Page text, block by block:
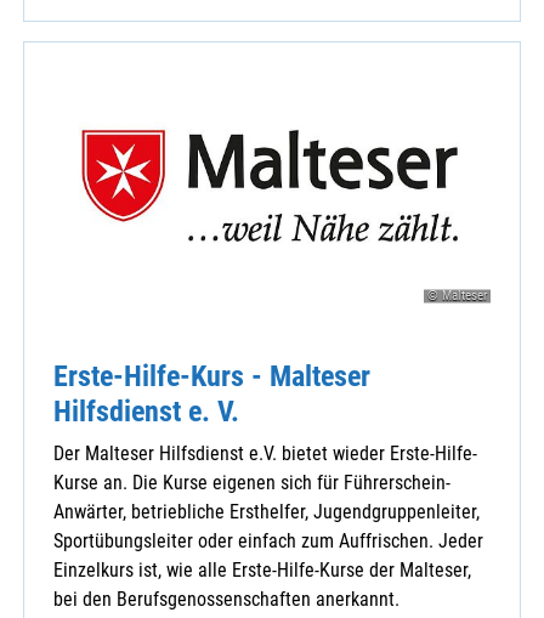
© Malteser
Erste-Hilfe-Kurs - Malteser
Hilfsdienst e. V.
Der Malteser Hilfsdienst e.V. bietet wieder Erste-Hilfe-
Kurse an. Die Kurse eigenen sich für Führerschein-
Anwärter, betriebliche Ersthelfer, Jugendgruppenleiter,
Sportübungsleiter oder einfach zum Auffrischen. Jeder
Einzelkurs ist, wie alle Erste-Hilfe-Kurse der Malteser,
bei den Berufsgenossenschaften anerkannt.